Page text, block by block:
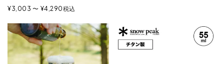
¥3,003 〜 ¥4,290税込